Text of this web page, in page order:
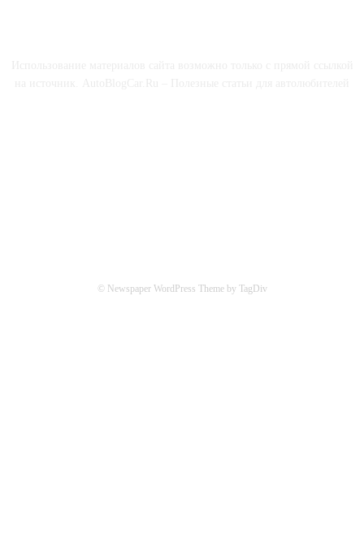
© Newspaper WordPress Theme by TagDiv